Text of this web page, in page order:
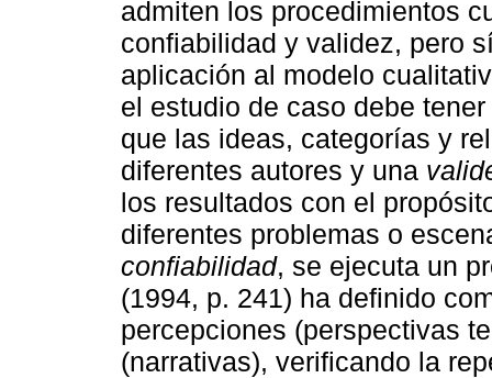
admiten los procedimientos
confiabilidad y validez, pero
aplicación al modelo
el estudio de caso debe
que las ideas, categorías y
diferentes autores y una
los resultados con el
diferentes problemas o
confiabilidad, se ejecuta un
(1994, p. 241) ha definido
percepciones (perspectivas
(narrativas), verificando la